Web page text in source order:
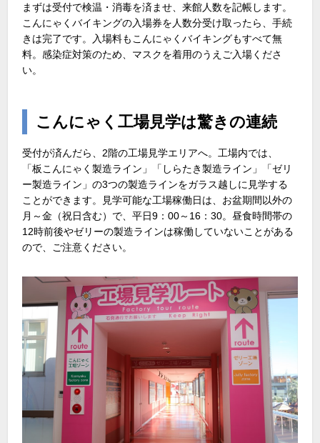
まずは受付で検温・消毒を済ませ、来館人数を記帳します。
こんにゃくバイキングの入場券を人数分受け取ったら、手続
きは完了です。入場料もこんにゃくバイキングもすべて無
料。感染症対策のため、マスクを着用のうえご入場くださ
い。
こんにゃく工場見学は驚きの連続
受付が済んだら、2階の工場見学エリアへ。工場内では、
「板こんにゃく製造ライン」「しらたき製造ライン」「ゼリ
ー製造ライン」の3つの製造ラインをガラス越しに見学する
ことができます。見学可能な工場稼働日は、お盆期間以外の
月～金（祝日含む）で、平日9：00～16：30。昼食時間帯の
12時前後やゼリーの製造ラインは稼働していないことがある
ので、ご注意ください。